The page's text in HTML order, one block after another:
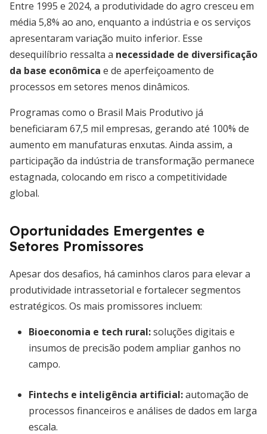
Entre 1995 e 2024, a produtividade do agro cresceu em
média 5,8% ao ano, enquanto a indústria e os serviços
apresentaram variação muito inferior. Esse
desequilíbrio ressalta a necessidade de diversificação
da base econômica e de aperfeiçoamento de
processos em setores menos dinâmicos.
Programas como o Brasil Mais Produtivo já
beneficiaram 67,5 mil empresas, gerando até 100% de
aumento em manufaturas enxutas. Ainda assim, a
participação da indústria de transformação permanece
estagnada, colocando em risco a competitividade
global.
Oportunidades Emergentes e
Setores Promissores
Apesar dos desafios, há caminhos claros para elevar a
produtividade intrassetorial e fortalecer segmentos
estratégicos. Os mais promissores incluem:
Bioeconomia e tech rural:soluções digitais e
insumos de precisão podem ampliar ganhos no
campo.
Fintechs e inteligência artificial:automação de
processos financeiros e análises de dados em larga
escala.